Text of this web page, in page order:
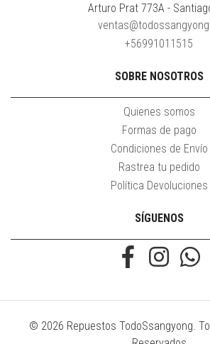
Arturo Prat 773A -
+56991011515
SOBRE NOSOTROS
Quienes somos
Formas de pago
Condiciones de Envío
Rastrea tu pedido
Política Devoluciones
SÍGUENOS
© 2026 Repuestos TodoSsangyong.